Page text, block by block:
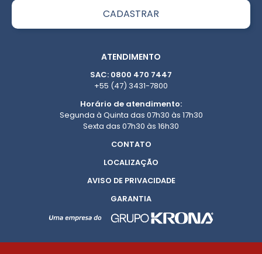
ATENDIMENTO
SAC: 0800 470 7447
+55 (47) 3431-7800
Horário de atendimento:
Segunda à Quinta das 07h30 às 17h30
Sexta das 07h30 às 16h30
CONTATO
LOCALIZAÇÃO
AVISO DE PRIVACIDADE
GARANTIA